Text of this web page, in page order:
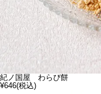
紀ノ国屋 わらび餅
¥646(税込)